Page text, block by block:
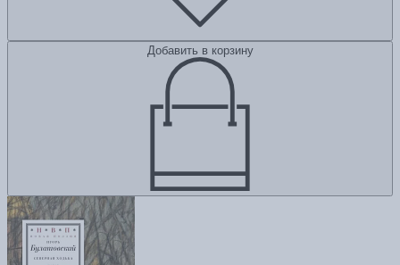
Добавить в корзину